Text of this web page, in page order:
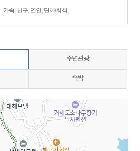
가족, 친구, 연인, 단체/회식,
주변관광
숙박